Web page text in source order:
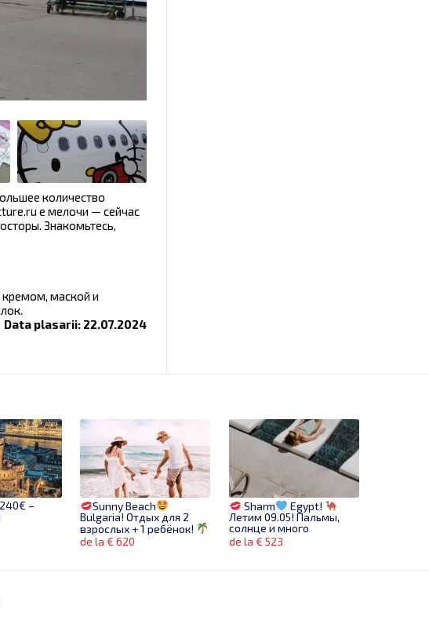
количество
е мелочи — сейчас
Знакомьтесь,
кремом, маской и
Data plasarii: 22.07.2024
–
Sunny Beach
Bulgaria! Отдых для 2
взрослых + 1 ребёнок!
С 12.06!
de la € 620
Sharm
Egypt!
Летим 09.05! Пальмы,
солнце и много
позитива !!
de la € 523